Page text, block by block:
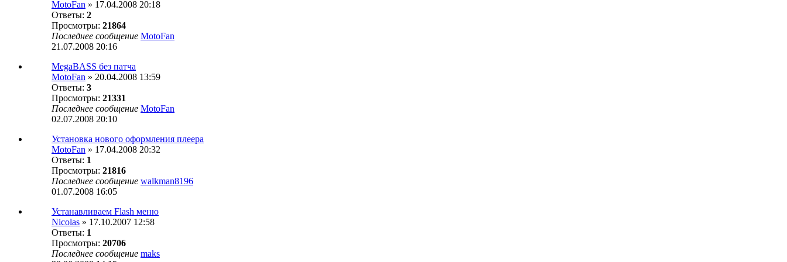
MotoFan » 17.04.2008 20:18
Ответы: 2
Просмотры: 21864
Последнее сообщение MotoFan
21.07.2008 20:16
MegaBASS без патча
MotoFan » 20.04.2008 13:59
Ответы: 3
Просмотры: 21331
Последнее сообщение MotoFan
02.07.2008 20:10
Установка нового оформления плеера
MotoFan » 17.04.2008 20:32
Ответы: 1
Просмотры: 21816
Последнее сообщение walkman8196
01.07.2008 16:05
Устанавливаем Flash меню
Nicolas » 17.10.2007 12:58
Ответы: 1
Просмотры: 20706
Последнее сообщение maks